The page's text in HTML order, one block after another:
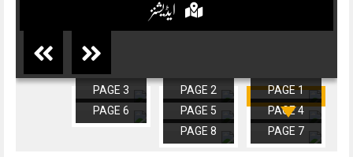
ایڈیشنز
PAGE 1
PAGE 2
PAGE 3
PAGE 4
PAGE 5
PAGE 6
PAGE 7
PAGE 8